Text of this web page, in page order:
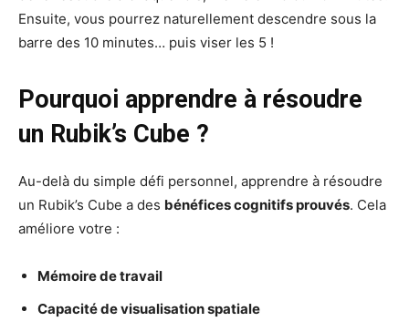
Ensuite, vous pourrez naturellement descendre sous la
barre des 10 minutes… puis viser les 5 !
Pourquoi apprendre à résoudre
un Rubik’s Cube ?
Au-delà du simple défi personnel, apprendre à résoudre
un Rubik’s Cube a des bénéfices cognitifs prouvés. Cela
améliore votre :
Mémoire de travail
Capacité de visualisation spatiale